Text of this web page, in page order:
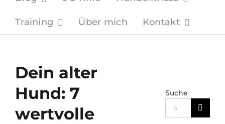
Training Über mich Kontakt
Dein alter
Hund: 7
wertvolle
Suche
Suche
nach: